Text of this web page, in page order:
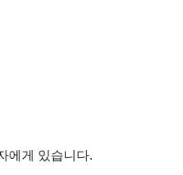
에게 있습니다.